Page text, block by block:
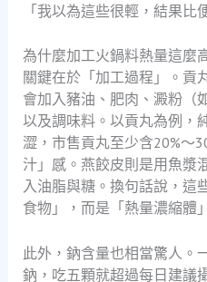
「我以為這些很輕，結果比
為什麼加工火鍋料熱量這麼
關鍵在於「加工過程」。貢
會加入豬油、肥肉、澱粉（
以及調味料。以貢丸為例，
澀，市售貢丸至少含20%～
汁」感。燕餃皮則是用魚漿
入油脂與糖。換句話說，這
食物」，而是「熱量濃縮體
此外，鈉含量也相當驚人。
鈉，吃五顆就超過每日建議